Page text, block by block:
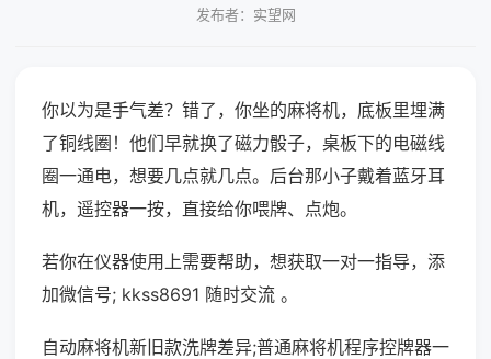
发布者：实望网
你以为是手气差？错了，你坐的麻将机，底板里埋满
了铜线圈！他们早就换了磁力骰子，桌板下的电磁线
圈一通电，想要几点就几点。后台那小子戴着蓝牙耳
机，遥控器一按，直接给你喂牌、点炮。
若你在仪器使用上需要帮助，想获取一对一指导，添
加微信号; kkss8691 随时交流 。
自动麻将机新旧款洗牌差异;普通麻将机程序控牌器一